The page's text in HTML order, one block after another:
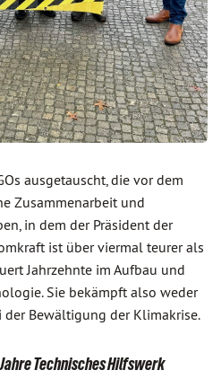
ausgetauscht, die vor dem
Zusammenarbeit und
in dem der Präsident der
ist über viermal teurer als
Jahrzehnte im Aufbau und
Sie bekämpft also weder
Bewältigung der Klimakrise.
Technisches Hilfswerk